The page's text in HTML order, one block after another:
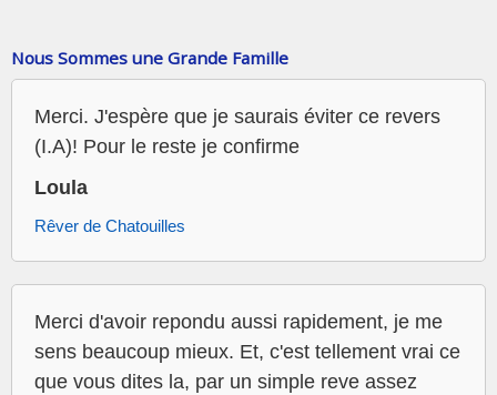
Nous Sommes une Grande Famille
Merci. J'espère que je saurais éviter ce revers
(I.A)! Pour le reste je confirme
Loula
Rêver de Chatouilles
Merci d'avoir repondu aussi rapidement, je me
sens beaucoup mieux. Et, c'est tellement vrai ce
que vous dites la, par un simple reve assez